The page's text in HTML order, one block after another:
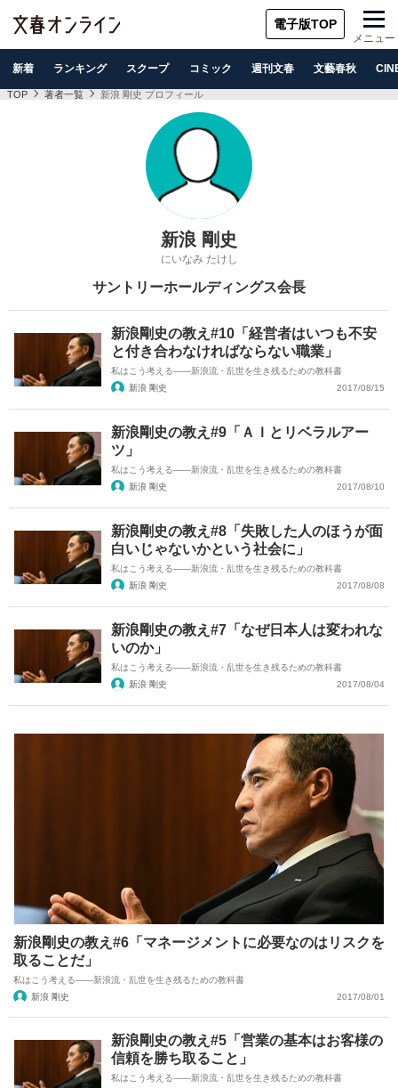
電子版TOP
メニュー
新着 ランキング スクープ コミック 週刊文春 文藝春秋
TOP 著者一覧 新浪 剛史 プロフィール
新浪 剛史
にいなみ たけし
サントリーホールディングス会長
新浪剛史の教え#10「経営者はいつも不安
と付き合わなければならない職業」
私はこう考える――新浪流・乱世を生き残るための教科書
新浪 剛史
2017/08/15
新浪剛史の教え#9「ＡＩとリベラルアー
ツ」
私はこう考える――新浪流・乱世を生き残るための教科書
新浪 剛史
2017/08/10
新浪剛史の教え#8「失敗した人のほうが面
白いじゃないかという社会に」
私はこう考える――新浪流・乱世を生き残るための教科書
新浪 剛史
2017/08/08
新浪剛史の教え#7「なぜ日本人は変われな
いのか」
私はこう考える――新浪流・乱世を生き残るための教科書
新浪 剛史
2017/08/04
新浪剛史の教え#6「マネージメントに必要なのはリスクを
取ることだ」
私はこう考える――新浪流・乱世を生き残るための教科書
新浪 剛史
2017/08/01
新浪剛史の教え#5「営業の基本はお客様の
信頼を勝ち取ること」
私はこう考える――新浪流・乱世を生き残るための教科書